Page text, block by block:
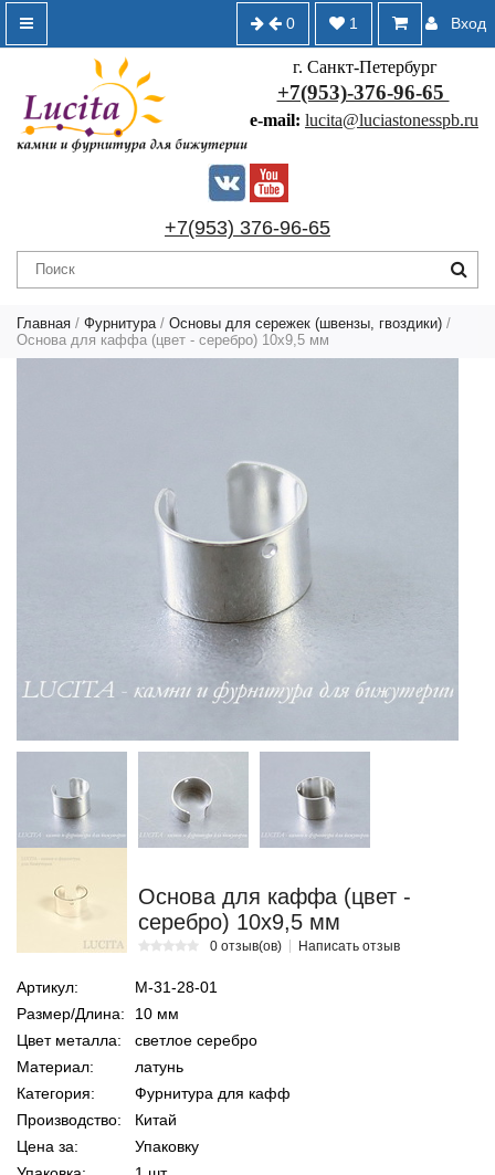
Вход
1
0
г. Санкт-Петербург
+7(953)-376-96-65
e-mail: lucita@luciastonesspb.ru
+7(953) 376-96-65
Главная / Фурнитура / Основы для сережек (швензы, гвоздики) /
Основа для каффа (цвет - серебро) 10х9,5 мм
Основа для каффа (цвет -
серебро) 10х9,5 мм
0 отзыв(ов) Написать отзыв
Артикул:
М-31-28-01
Размер/Длина:
10 мм
Цвет металла:
светлое серебро
Материал:
латунь
Категория:
Фурнитура для кафф
Производство:
Китай
Цена за:
Упаковку